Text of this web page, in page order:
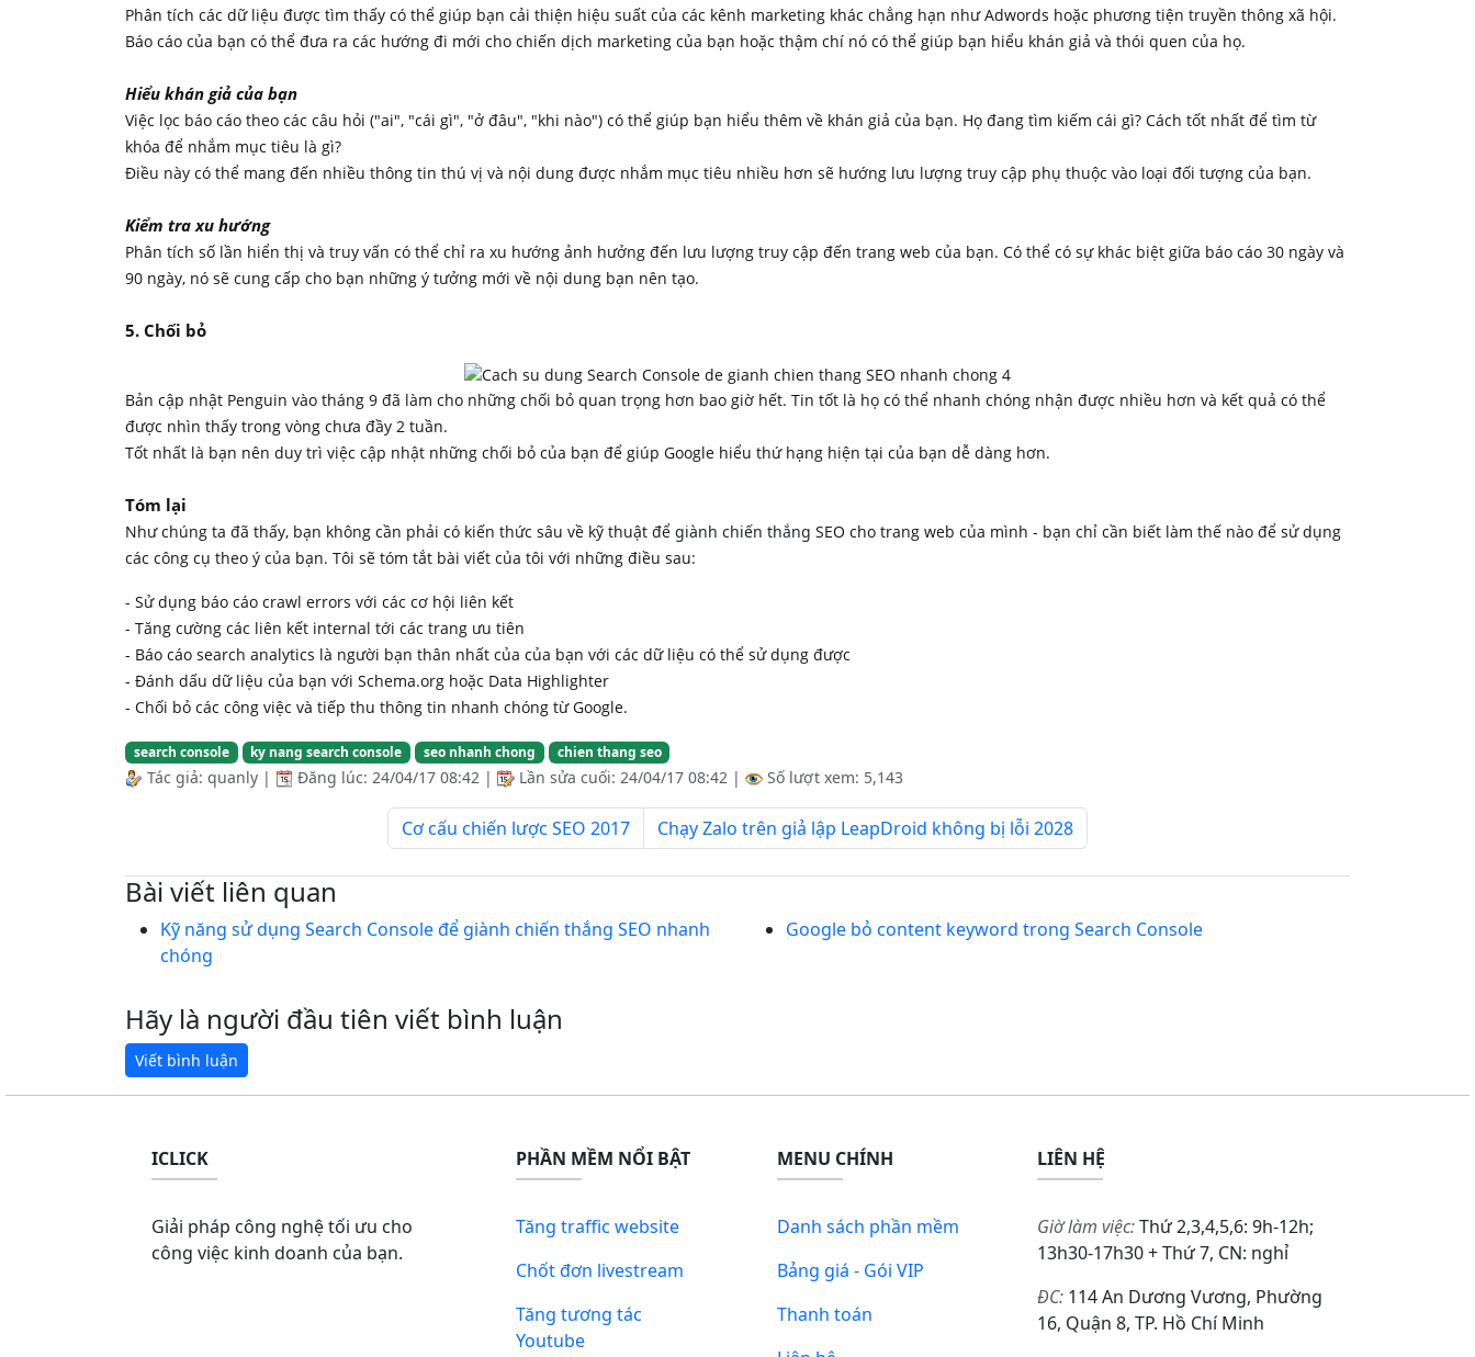
Phân tích các dữ liệu được tìm thấy có thể giúp bạn cải thiện hiệu suất của các kênh marketing khác chẳng hạn như Adwords hoặc phương tiện truyền thông xã hội.
Báo cáo của bạn có thể đưa ra các hướng đi mới cho chiến dịch marketing của bạn hoặc thậm chí nó có thể giúp bạn hiểu khán giả và thói quen của họ.
Hiểu khán giả của bạn
Việc lọc báo cáo theo các câu hỏi ("ai", "cái gì", "ở đâu", "khi nào") có thể giúp bạn hiểu thêm về khán giả của bạn. Họ đang tìm kiếm cái gì? Cách tốt nhất để tìm từ
khóa để nhắm mục tiêu là gì?
Điều này có thể mang đến nhiều thông tin thú vị và nội dung được nhắm mục tiêu nhiều hơn sẽ hướng lưu lượng truy cập phụ thuộc vào loại đối tượng của bạn.
Kiểm tra xu hướng
Phân tích số lần hiển thị và truy vấn có thể chỉ ra xu hướng ảnh hưởng đến lưu lượng truy cập đến trang web của bạn. Có thể có sự khác biệt giữa báo cáo 30 ngày và
90 ngày, nó sẽ cung cấp cho bạn những ý tưởng mới về nội dung bạn nên tạo.
5. Chối bỏ
Bản cập nhật Penguin vào tháng 9 đã làm cho những chối bỏ quan trọng hơn bao giờ hết. Tin tốt là họ có thể nhanh chóng nhận được nhiều hơn và kết quả có thể
được nhìn thấy trong vòng chưa đầy 2 tuần.
Tốt nhất là bạn nên duy trì việc cập nhật những chối bỏ của bạn để giúp Google hiểu thứ hạng hiện tại của bạn dễ dàng hơn.
Tóm lại
Như chúng ta đã thấy, bạn không cần phải có kiến thức sâu về kỹ thuật để giành chiến thắng SEO cho trang web của mình - bạn chỉ cần biết làm thế nào để sử dụng
các công cụ theo ý của bạn. Tôi sẽ tóm tắt bài viết của tôi với những điều sau:
- Sử dụng báo cáo crawl errors với các cơ hội liên kết
- Tăng cường các liên kết internal tới các trang ưu tiên
- Báo cáo search analytics là người bạn thân nhất của của bạn với các dữ liệu có thể sử dụng được
- Đánh dấu dữ liệu của bạn với Schema.org hoặc Data Highlighter
- Chối bỏ các công việc và tiếp thu thông tin nhanh chóng từ Google.
search console ky nang search console seo nhanh chong chien thang seo
Tác giả: quanly | Đăng lúc: 24/04/17 08:42 | Lần sửa cuối: 24/04/17 08:42 | Số lượt xem: 5,143
Cơ cấu chiến lược SEO 2017 Chạy Zalo trên giả lập LeapDroid không bị lỗi 2028
Bài viết liên quan
Kỹ năng sử dụng Search Console để giành chiến thắng SEO nhanh
chóng
Google bỏ content keyword trong Search Console
Hãy là người đầu tiên viết bình luận
ICLICK
Giải pháp công nghệ tối ưu cho
công việc kinh doanh của bạn.
PHẦN MỀM NỔI BẬT
Tăng traffic website
Chốt đơn livestream
Tăng tương tác
Youtube
MENU CHÍNH
Danh sách phần mềm
Bảng giá - Gói VIP
Thanh toán
LIÊN HỆ
Giờ làm việc:Thứ 2,3,4,5,6: 9h-12h;
13h30-17h30 + Thứ 7, CN: nghỉ
ĐC: 114 An Dương Vương, Phường
16, Quận 8, TP. Hồ Chí Minh